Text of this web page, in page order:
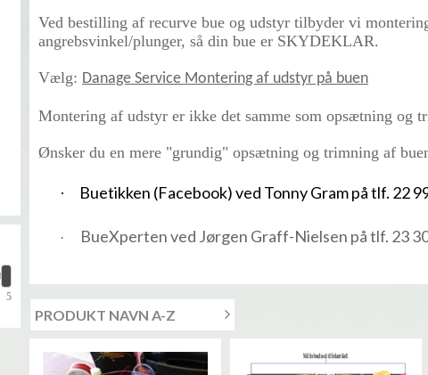
Ved bestilling af recurve bue og udstyr tilbyder vi
angrebsvinkel/plunger, så din bue er SKYDEKLAR.
Vælg: Danage Service Montering af udstyr på buen
Montering af udstyr er ikke det samme som opsætning og
Ønsker du en mere "grundig" opsætning og trimning af
· Buetikken (Facebook) ved Tonny Gram på tlf. 22
· BueXperten ved Jørgen Graff-Nielsen på tlf. 23